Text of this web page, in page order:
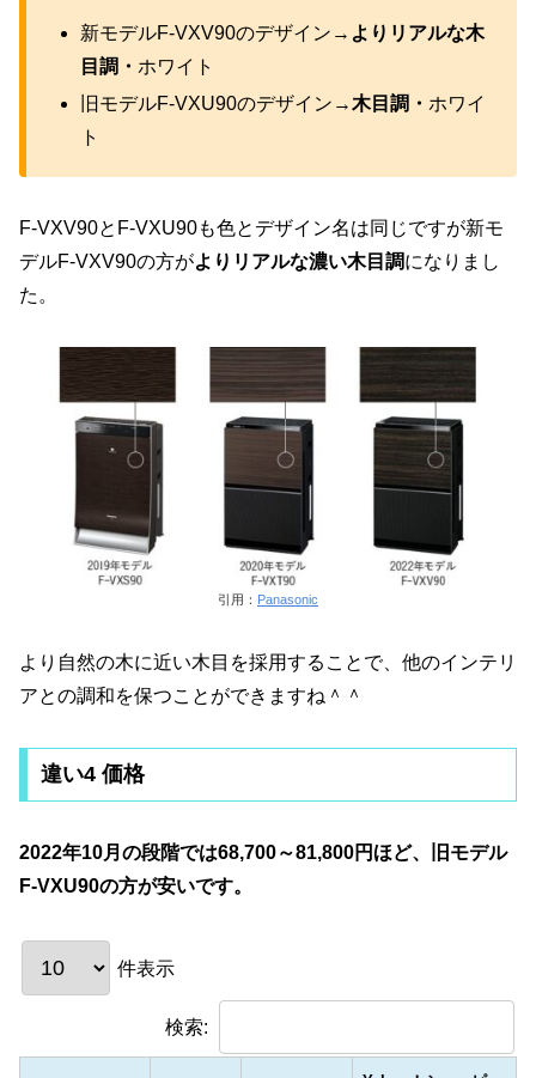
新モデルF-VXV90のデザイン→ よりリアルな木
目調・ ホワイト
旧モデルF-VXU90のデザイン→木目調・ ホワイ
ト
F-VXV90とF-VXU90も色とデザイン名は同じですが新モ
デルF-VXV90の方がよりリアルな濃い木目調になりまし
た。
引用： Panasonic
より自然の木に近い木目を採用することで、他のインテリ
アとの調和を保つことができますね＾＾
違い4 価格
2022年10月の段階では68,700～81,800円ほど、旧モデル
F-VXU90の方が安いです。
件表示
検索: